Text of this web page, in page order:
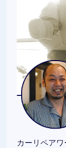
カーリペアワ